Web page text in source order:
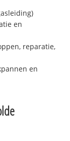
en
reparatie,
en